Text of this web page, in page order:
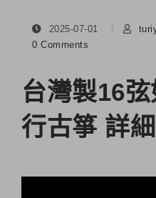
2025-07-01
0 Comments
台灣製16
行古箏 詳